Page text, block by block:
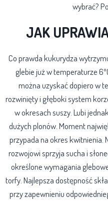
wybrać?
JAK
Co prawda kukurydza
glebie już w temperaturze
można uzyskać dopiero w
rozwinięty i głęboki system
w okresach suszy. Lubi
dużych plonów. Moment
przypada na okres kwitnienia.
rozwojowi sprzyja sucha i
określone wymagania
torfy. Najlepsza dostępność
przy zapewnieniu